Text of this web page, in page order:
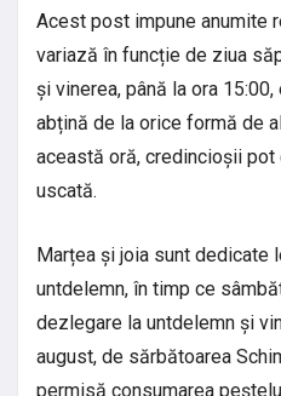
Acest post impune anumite
variază în funcție de ziua
și vinerea, până la ora
abțină de la orice formă de
această oră, credincioșii pot
uscată.
Marțea și joia sunt dedicate
untdelemn, în timp ce
dezlegare la untdelemn și
august, de sărbătoarea
permisă consumarea